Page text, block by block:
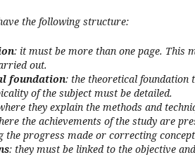
the following structure:
: it must be more than one page. This
out.
foundation: the theoretical foundation
of the subject must be detailed.
they explain the methods and
the achievements of the study are
the progress made or correcting
: they must be linked to the objective